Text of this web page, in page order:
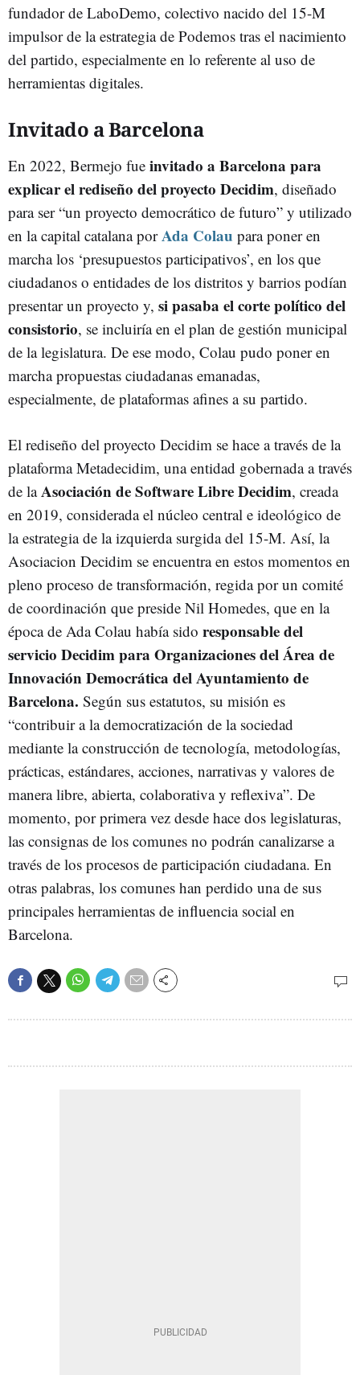
fundador de LaboDemo, colectivo nacido del 15-M
impulsor de la estrategia de Podemos tras el nacimiento
del partido, especialmente en lo referente al uso de
herramientas digitales.
Invitado a Barcelona
En 2022, Bermejo fue invitado a Barcelona para
explicar el rediseño del proyecto Decidim, diseñado
para ser “un proyecto democrático de futuro” y utilizado
en la capital catalana porAda Colau para poner en
marcha los ‘presupuestos participativos’, en los que
ciudadanos o entidades de los distritos y barrios podían
presentar un proyecto y, si pasaba el corte político del
consistorio, se incluiría en el plan de gestión municipal
de la legislatura. De ese modo, Colau pudo poner en
marcha propuestas ciudadanas emanadas,
especialmente, de plataformas afines a su partido.
El rediseño del proyecto Decidim se hace a través de la
plataforma Metadecidim, una entidad gobernada a través
de laAsociación de Software Libre Decidim, creada
en 2019, considerada el núcleo central e ideológico de
la estrategia de la izquierda surgida del 15-M. Así, la
Asociacion Decidim se encuentra en estos momentos en
pleno proceso de transformación, regida por un comité
de coordinación que preside Nil Homedes, que en la
época de Ada Colau había sido responsable del
servicio Decidim para Organizaciones del Área de
Innovación Democrática del Ayuntamiento de
Barcelona. Según sus estatutos, su misión es
“contribuir a la democratización de la sociedad
mediante la construcción de tecnología, metodologías,
prácticas, estándares, acciones, narrativas y valores de
manera libre, abierta, colaborativa y reflexiva”. De
momento, por primera vez desde hace dos legislaturas,
las consignas de los comunes no podrán canalizarse a
través de los procesos de participación ciudadana. En
otras palabras, los comunes han perdido una de sus
principales herramientas de influencia social en
Barcelona.